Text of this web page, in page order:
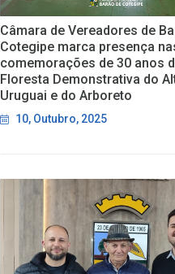
Câmara de Vereadores de
Cotegipe marca presença
comemorações de 30 anos
Floresta Demonstrativa do
Uruguai e do Arboreto
10, Outubro, 2025